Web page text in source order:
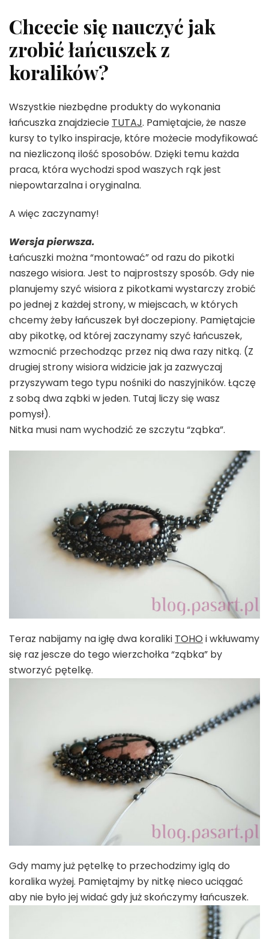
Chcecie się nauczyć jak
zrobić łańcuszek z
koralików?
Wszystkie niezbędne produkty do wykonania
łańcuszka znajdziecie TUTAJ. Pamiętajcie, że nasze
kursy to tylko inspiracje, które możecie modyfikować
na niezliczoną ilość sposobów. Dzięki temu każda
praca, która wychodzi spod waszych rąk jest
niepowtarzalna i oryginalna.
A więc zaczynamy!
Wersja pierwsza.
Łańcuszki można “montować” od razu do pikotki
naszego wisiora. Jest to najprostszy sposób. Gdy nie
planujemy szyć wisiora z pikotkami wystarczy zrobić
po jednej z każdej strony, w miejscach, w których
chcemy żeby łańcuszek był doczepiony. Pamiętajcie
aby pikotkę, od której zaczynamy szyć łańcuszek,
wzmocnić przechodząc przez nią dwa razy nitką. (Z
drugiej strony wisiora widzicie jak ja zazwyczaj
przyszywam tego typu nośniki do naszyjników. Łączę
z sobą dwa ząbki w jeden. Tutaj liczy się wasz
pomysł).
Nitka musi nam wychodzić ze szczytu “ząbka”.
Teraz nabijamy na igłę dwa koraliki TOHO i wkłuwamy
się raz jescze do tego wierzchołka “ząbka” by
stworzyć pętelkę.
Gdy mamy już pętelkę to przechodzimy iglą do
koralika wyżej. Pamiętajmy by nitkę nieco uciągać
aby nie było jej widać gdy już skończymy łańcuszek.